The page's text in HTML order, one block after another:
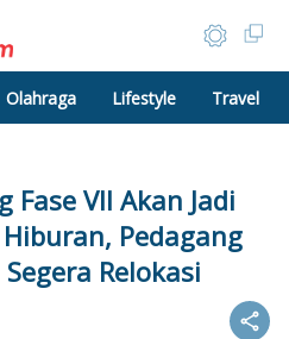
Olahraga Lifestyle Travel
Fase VII Akan Jadi
Pedagang
Relokasi